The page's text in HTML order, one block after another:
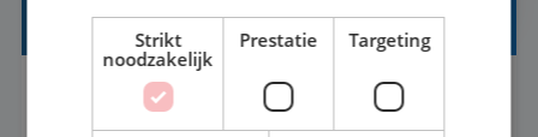
SPECIALIST
Rotterdam 37-40+ uur
Strikt
noodzakelijk
Prestatie Targeting